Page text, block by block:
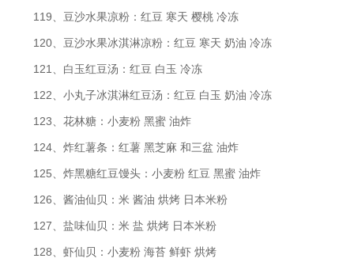
119、豆沙水果凉粉：红豆 寒天 樱桃 冷冻
120、豆沙水果冰淇淋凉粉：红豆 寒天 奶油 冷冻
121、白玉红豆汤：红豆 白玉 冷冻
122、小丸子冰淇淋红豆汤：红豆 白玉 奶油 冷冻
123、花林糖：小麦粉 黑蜜 油炸
124、炸红薯条：红薯 黑芝麻 和三盆 油炸
125、炸黑糖红豆馒头：小麦粉 红豆 黑蜜 油炸
126、酱油仙贝：米 酱油 烘烤 日本米粉
127、盐味仙贝：米 盐 烘烤 日本米粉
128、虾仙贝：小麦粉 海苔 鲜虾 烘烤